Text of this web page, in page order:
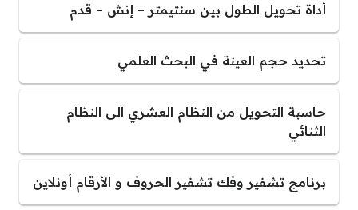
أداة تحويل الطول بين سنتيمتر – إنش – قدم
تحديد حجم العينة في البحث العلمي
حاسبة التحويل من النظام العشري الى النظام
الثنائي
برنامج تشفير وفك تشفير الحروف و الأرقام أونلاين